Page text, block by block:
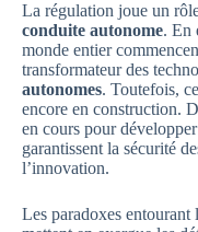
La régulation joue un
conduite autonome. En
monde entier
transformateur des
autonomes. Toutefois,
encore en construction.
en cours pour
garantissent la sécurité
l’innovation.
Les paradoxes